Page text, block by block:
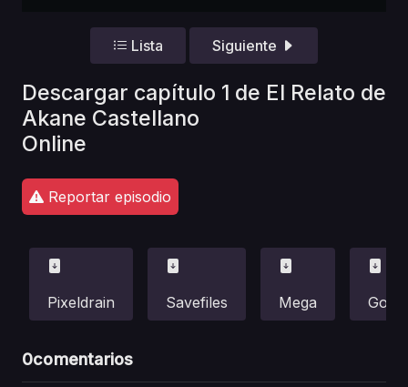
Lista Siguiente
Descargar capítulo 1 de El Relato de
Akane Castellano
Online
Reportar episodio
Pixeldrain Savefiles Mega Gofile
0comentarios